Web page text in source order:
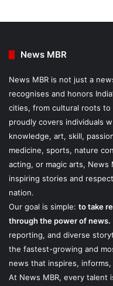
News MBR
News MBR is not just a
recognises and honors
cities, from cultural roots to
proudly covers individuals
knowledge, art, skill,
medicine, sports, nature
acting, or magic arts, News
inspiring stories and
nation.
Our goal is simple: to take
through the power of news.
reporting, and diverse
the fastest-growing and
news that inspires,
At News MBR, every talent